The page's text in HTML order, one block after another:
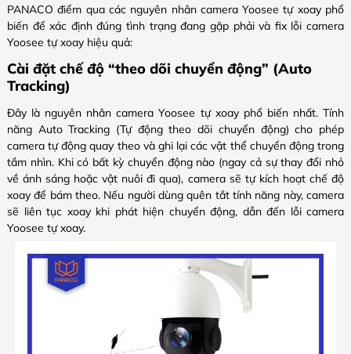
PANACO điểm qua các nguyên nhân camera Yoosee tự xoay phổ
biến để xác định đúng tình trạng đang gặp phải và fix lỗi camera
Yoosee tự xoay hiệu quả:
Cài đặt chế độ “theo dõi chuyển động” (Auto
Tracking)
Đây là nguyên nhân camera Yoosee tự xoay phổ biến nhất. Tính
năng Auto Tracking (Tự động theo dõi chuyển động) cho phép
camera tự động quay theo và ghi lại các vật thể chuyển động trong
tầm nhìn. Khi có bất kỳ chuyển động nào (ngay cả sự thay đổi nhỏ
về ánh sáng hoặc vật nuôi đi qua), camera sẽ tự kích hoạt chế độ
xoay để bám theo. Nếu người dùng quên tắt tính năng này, camera
sẽ liên tục xoay khi phát hiện chuyển động, dẫn đến lỗi camera
Yoosee tự xoay.